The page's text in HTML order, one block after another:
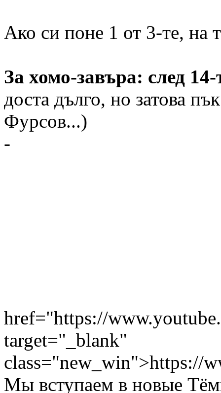
Ако си поне 1 от 3-те,
За хомо-завъра: след
доста дълго, но затова
Фурсов...)
-
href="https://
target="_blank"
class="new_win">https://
Мы вступаем в новые